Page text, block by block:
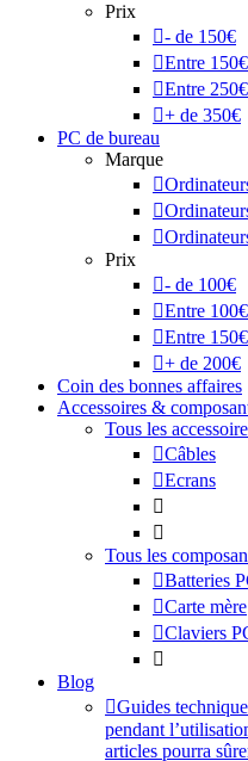
Prix
- de 150€
Entre
Entre
+ de 350€
PC de bureau
Marque
Prix
- de 100€
Entre
Entre
+ de 200€
Coin des bonnes affaires
Accessoires &
Tous les
Câbles
Ecrans
Tous les
Batteries
Carte mère
Claviers
Blog
Guides
pendant
articles pourra